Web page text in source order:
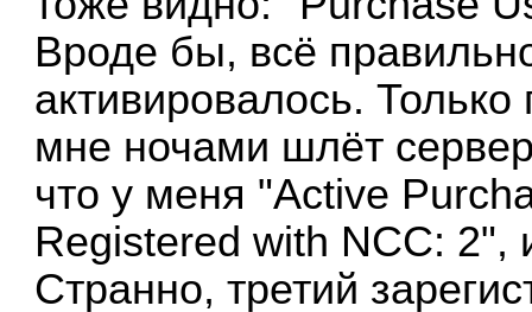
Вроде бы, всё
активировалось.
мне ночами шлёт
что у меня "Active
Registered with NCC: 2",
Странно, третий